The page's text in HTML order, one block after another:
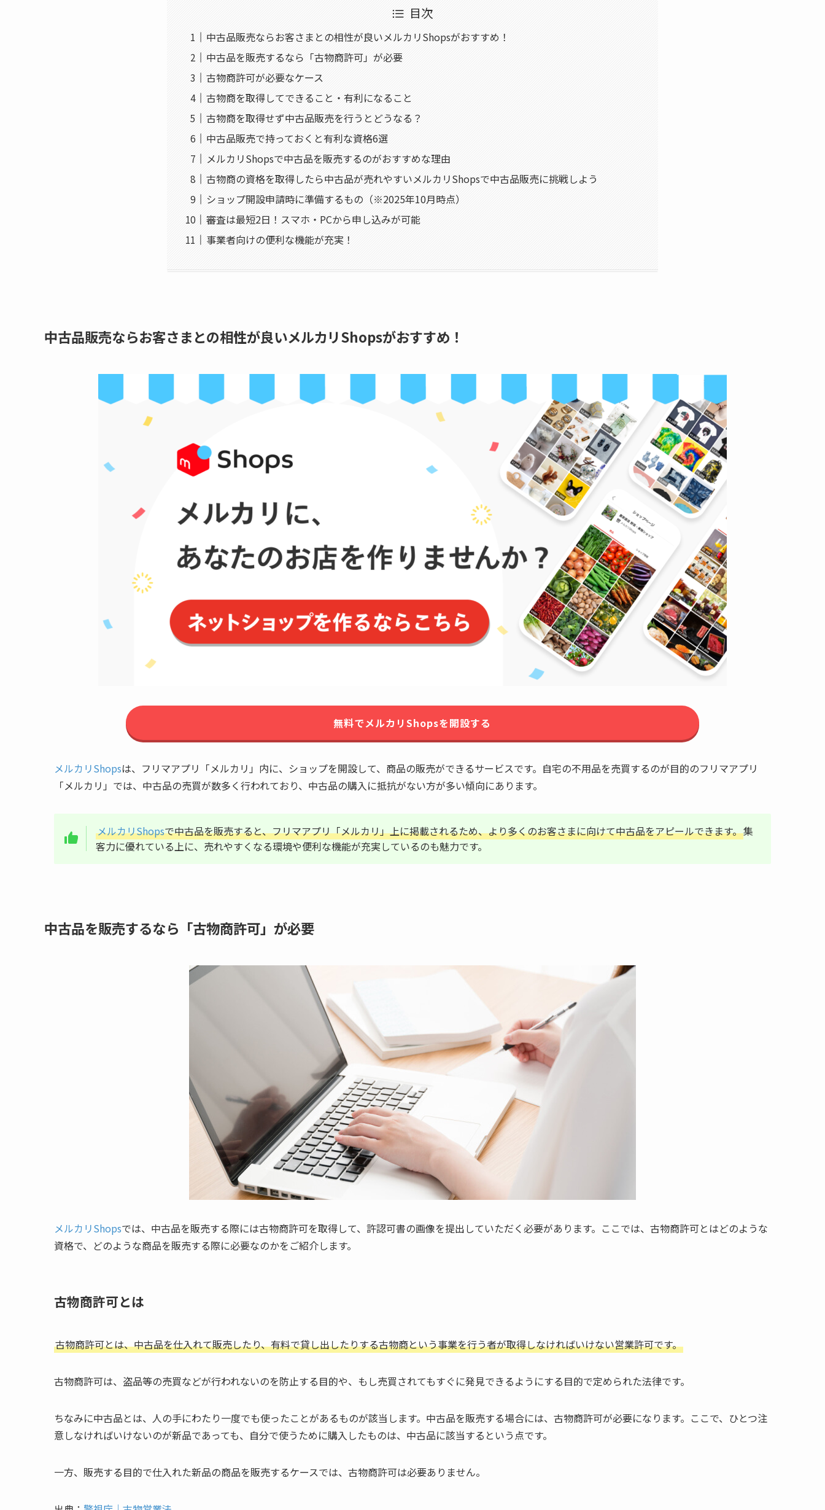
目次
中古品販売ならお客さまとの相性が良いメルカリShopsがおすすめ！
中古品を販売するなら「古物商許可」が必要
古物商許可が必要なケース
古物商を取得してできること・有利になること
古物商を取得せず中古品販売を行うとどうなる？
中古品販売で持っておくと有利な資格6選
メルカリShopsで中古品を販売するのがおすすめな理由
古物商の資格を取得したら中古品が売れやすいメルカリShopsで中古品販売に挑戦しよう
ショップ開設申請時に準備するもの（※2025年10月時点）
審査は最短2日！スマホ・PCから申し込みが可能
事業者向けの便利な機能が充実！
中古品販売ならお客さまとの相性が良いメルカリShopsがおすすめ！
無料でメルカリShopsを開設する
メルカリShopsは、フリマアプリ「メルカリ」内に、ショップを開設して、商品の販売ができるサービスです。自宅の不用品を売買するのが目的のフリマアプリ
「メルカリ」では、中古品の売買が数多く行われており、中古品の購入に抵抗がない方が多い傾向にあります。
メルカリShopsで中古品を販売すると、フリマアプリ「メルカリ」上に掲載されるため、より多くのお客さまに向けて中古品をアピールできます。集
客力に優れている上に、売れやすくなる環境や便利な機能が充実しているのも魅力です。
中古品を販売するなら「古物商許可」が必要
メルカリShopsでは、中古品を販売する際には古物商許可を取得して、許認可書の画像を提出していただく必要があります。ここでは、古物商許可とはどのような
資格で、どのような商品を販売する際に必要なのかをご紹介します。
古物商許可とは
古物商許可とは、中古品を仕入れて販売したり、有料で貸し出したりする古物商という事業を行う者が取得しなければいけない営業許可です。
古物商許可は、盗品等の売買などが行われないのを防止する目的や、もし売買されてもすぐに発見できるようにする目的で定められた法律です。
ちなみに中古品とは、人の手にわたり一度でも使ったことがあるものが該当します。中古品を販売する場合には、古物商許可が必要になります。ここで、ひとつ注
意しなければいけないのが新品であっても、自分で使うために購入したものは、中古品に該当するという点です。
一方、販売する目的で仕入れた新品の商品を販売するケースでは、古物商許可は必要ありません。